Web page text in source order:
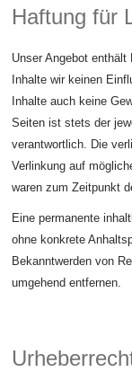
Haftung für
Unser Angebot
Inhalte wir keinen
Inhalte auch keine
Seiten ist stets der
verantwortlich. Die
Verlinkung auf
waren zum Zeitpunkt
Eine permanente
ohne konkrete
Bekanntwerden von
umgehend entfernen.